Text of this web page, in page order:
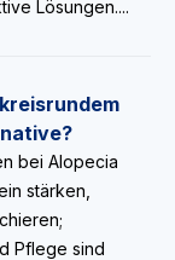
Lösungen....
bei Alopecia
stärken,
Pflege sind